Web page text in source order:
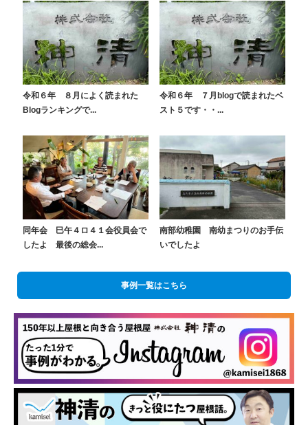
令和６年 ８月によく読まれた
Blogランキングで...
令和６年 ７月blogで読まれたベ
スト５です・・...
同年会 巳午４ロ４１会役員会で
したよ 最後の総会...
南部幼稚園 南幼まつりのお手伝
いでしたよ
事例一覧はこちら